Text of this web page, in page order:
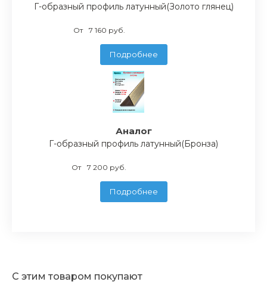
Г-образный профиль латунный(Золото глянец)
От 7 160 руб.
Подробнее
Аналог
Г-образный профиль латунный(Бронза)
От 7 200 руб.
Подробнее
С этим товаром покупают